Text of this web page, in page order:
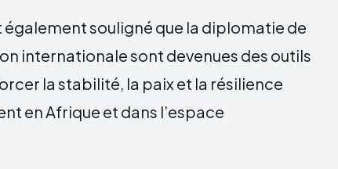
souligné que la diplomatie de
internationale sont devenues des outils
la stabilité, la paix et la résilience
en Afrique et dans l’espace